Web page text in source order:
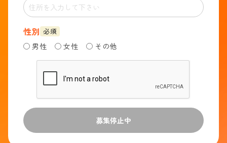
性別 必須
男性 女性 その他
募集停止中